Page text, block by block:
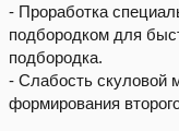
- Проработка
подбородком для
подбородка.
- Слабость скуловой
формирования